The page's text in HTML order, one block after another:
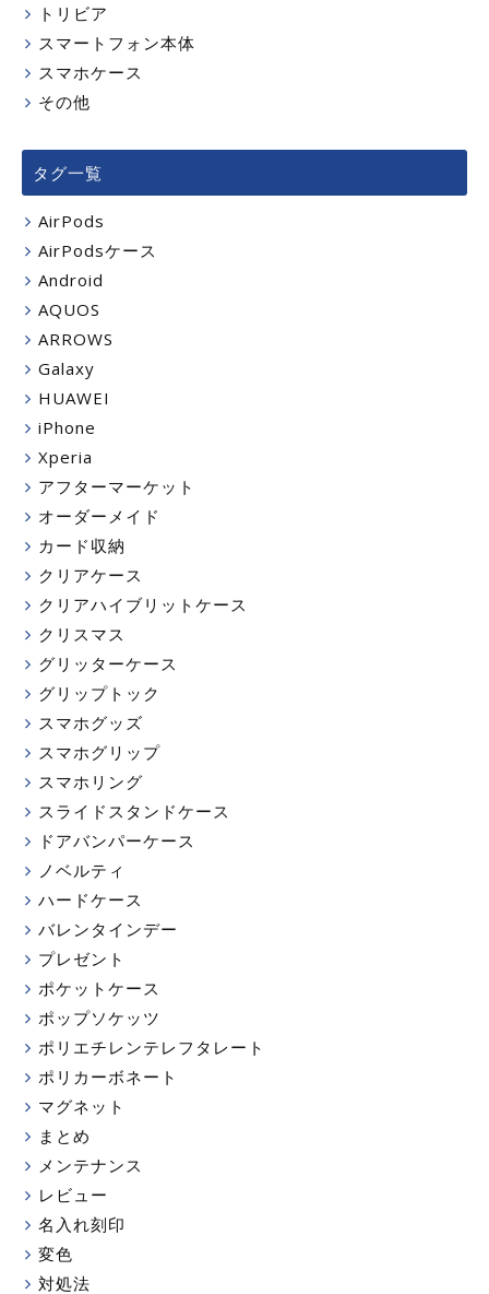
トリビア
スマートフォン本体
スマホケース
その他
タグ一覧
AirPods
AirPodsケース
Android
AQUOS
ARROWS
Galaxy
HUAWEI
iPhone
Xperia
アフターマーケット
オーダーメイド
カード収納
クリアケース
クリアハイブリットケース
クリスマス
グリッターケース
グリップトック
スマホグッズ
スマホグリップ
スマホリング
スライドスタンドケース
ドアバンパーケース
ノベルティ
ハードケース
バレンタインデー
プレゼント
ポケットケース
ポップソケッツ
ポリエチレンテレフタレート
ポリカーボネート
マグネット
まとめ
メンテナンス
レビュー
名入れ刻印
変色
対処法